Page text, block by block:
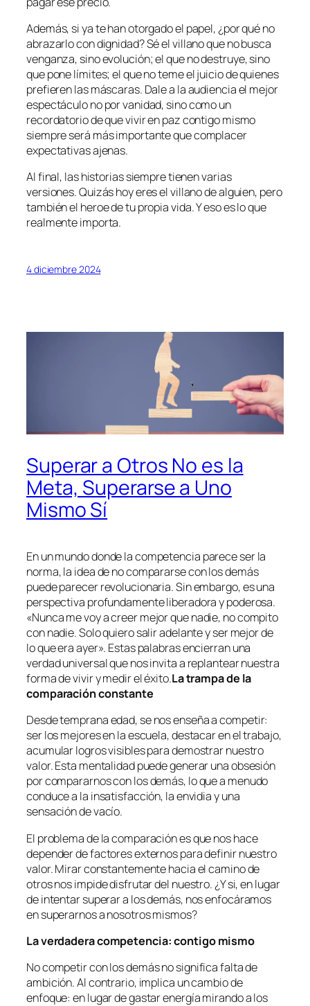
Además, si ya te han otorgado el papel, ¿por qué no
abrazarlo con dignidad? Sé el villano que no busca
venganza, sino evolución; el que no destruye, sino
que pone límites; el que no teme el juicio de quienes
prefieren las máscaras. Dale a la audiencia el mejor
espectáculo no por vanidad, sino como un
recordatorio de que vivir en paz contigo mismo
siempre será más importante que complacer
expectativas ajenas.
Al final, las historias siempre tienen varias
versiones. Quizás hoy eres el villano de alguien, pero
también el heroe de tu propia vida. Y eso es lo que
realmente importa.
4 diciembre 2024
Superar a Otros No es la
Meta, Superarse a Uno
Mismo Sí
En un mundo donde la competencia parece ser la
norma, la idea de no compararse con los demás
puede parecer revolucionaria. Sin embargo, es una
perspectiva profundamente liberadora y poderosa.
«Nunca me voy a creer mejor que nadie, no compito
con nadie. Solo quiero salir adelante y ser mejor de
lo que era ayer». Estas palabras encierran una
verdad universal que nos invita a replantear nuestra
forma de vivir y medir el éxito.La trampa de la
comparación constante
Desde temprana edad, se nos enseña a competir:
ser los mejores en la escuela, destacar en el trabajo,
acumular logros visibles para demostrar nuestro
valor. Esta mentalidad puede generar una obsesión
por compararnos con los demás, lo que a menudo
conduce a la insatisfacción, la envidia y una
sensación de vacío.
El problema de la comparación es que nos hace
depender de factores externos para definir nuestro
valor. Mirar constantemente hacia el camino de
otros nos impide disfrutar del nuestro. ¿Y si, en lugar
de intentar superar a los demás, nos enfocáramos
en superarnos a nosotros mismos?
La verdadera competencia: contigo mismo
No competir con los demás no significa falta de
ambición. Al contrario, implica un cambio de
enfoque: en lugar de gastar energía mirando a los